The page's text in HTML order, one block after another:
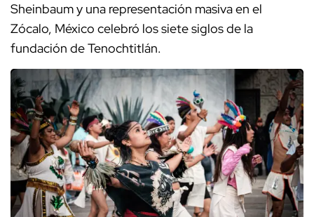
Sheinbaum y una representación masiva en el
Zócalo, México celebró los siete siglos de la
fundación de Tenochtitlán.